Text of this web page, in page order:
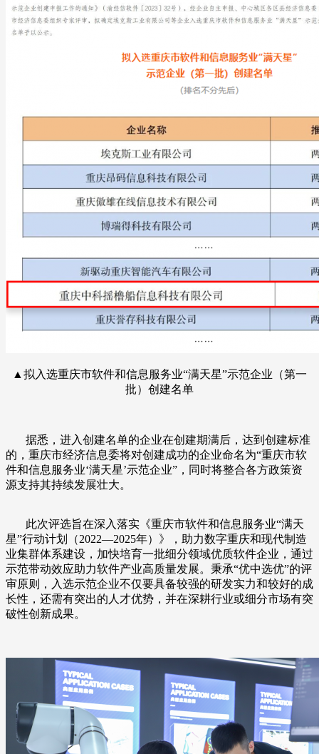
▲拟入选重庆市软件和信息服务业“满天星”示范企业（第一
批）创建名单
据悉，进入创建名单的企业在创建期满后，达到创建标准
的，重庆市经济信息委将对创建成功的企业命名为“重庆市软
件和信息服务业‘满天星’示范企业”，同时将整合各方政策资
源支持其持续发展壮大。
此次评选旨在深入落实《重庆市软件和信息服务业“满天
星”行动计划（2022—2025年）》，助力数字重庆和现代制造
业集群体系建设，加快培育一批细分领域优质软件企业，通过
示范带动效应助力软件产业高质量发展。秉承“优中选优”的评
审原则，入选示范企业不仅要具备较强的研发实力和较好的成
长性，还需有突出的人才优势，并在深耕行业或细分市场有突
破性创新成果。